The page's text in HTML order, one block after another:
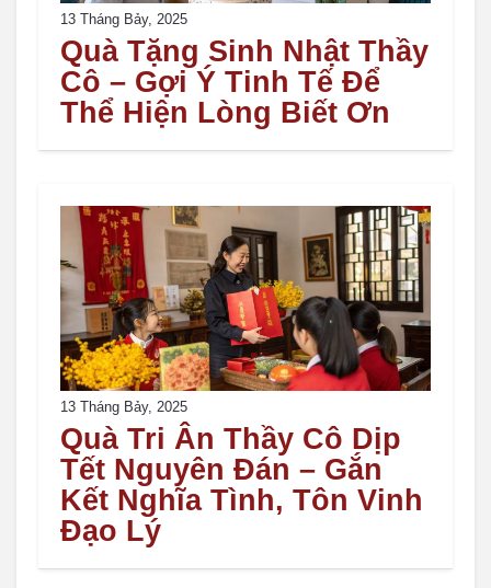
13 Tháng Bảy, 2025
Quà Tặng Sinh Nhật Thầy
Cô – Gợi Ý Tinh Tế Để
Thể Hiện Lòng Biết Ơn
13 Tháng Bảy, 2025
Quà Tri Ân Thầy Cô Dịp
Tết Nguyên Đán – Gắn
Kết Nghĩa Tình, Tôn Vinh
Đạo Lý